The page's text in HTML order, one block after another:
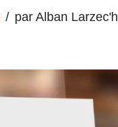
par Alban Larzec'h